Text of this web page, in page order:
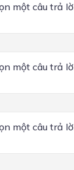
một câu trả
một câu trả
một câu trả